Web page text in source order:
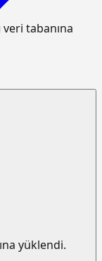
veri tabanına
yüklendi.